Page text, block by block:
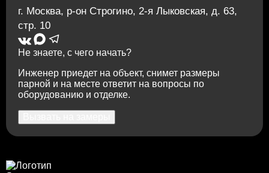
г. Москва, р-он Строгино, 2-я Лыковская, д. 63,
стр. 10
Не знаете, с чего начать?
Инженер приедет на объект, снимет размеры
парной и на месте ответит на вопросы по
оборудованию и отделке.